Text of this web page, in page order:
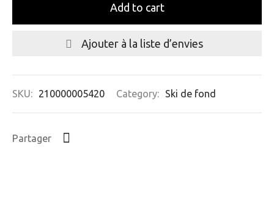
Add to cart
Ajouter à la liste d’envies
SKU: 210000005420 Category: Ski de fond
Partager